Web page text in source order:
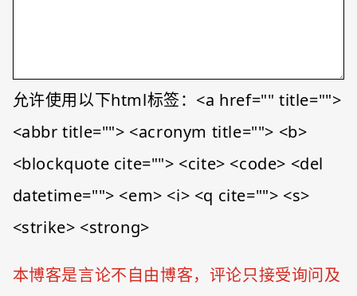
允许使用以下html标签：<a href="" title="">
<abbr title=""> <acronym title=""> <b>
<blockquote cite=""> <cite> <code> <del
datetime=""> <em> <i> <q cite=""> <s>
<strike> <strong>
本博客是言论不自由博客，评论只接受询问及